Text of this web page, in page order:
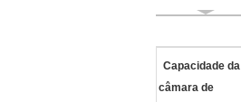
Capacidade da
câmara de